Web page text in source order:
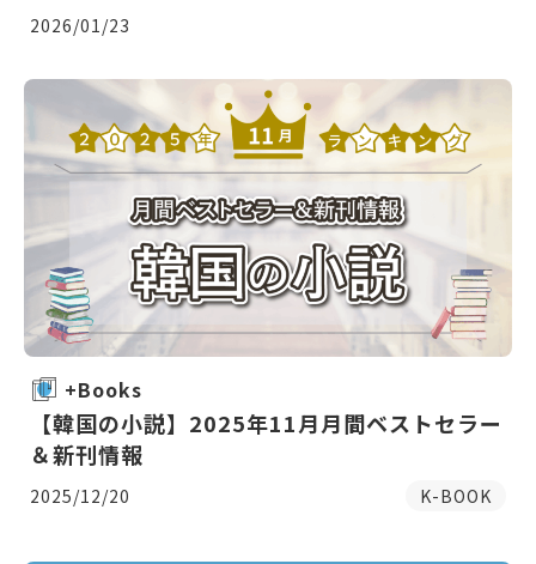
2026/01/23
+Books
【韓国の小説】2025年11月月間ベストセラー
＆新刊情報
2025/12/20 K-BOOK